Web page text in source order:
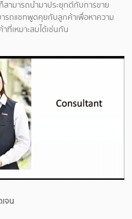
สามารถนำมาประยุกต์กับการขาย
ารถแชทพูดคุยกับลูกค้าเพื่อหาความ
ที่เหมาะสมได้เช่นกัน
จน